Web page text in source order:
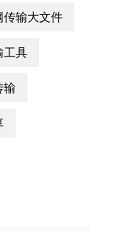
传输大文件
工具
输